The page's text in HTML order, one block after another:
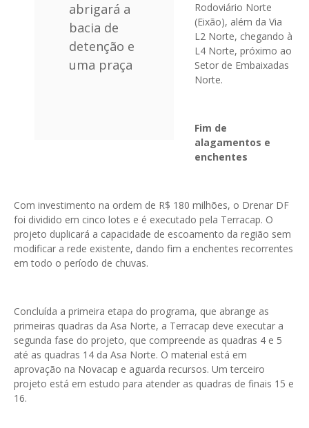
abrigará a
bacia de
detenção e
uma praça
Rodoviário Norte
(Eixão), além da Via
L2 Norte, chegando à
L4 Norte, próximo ao
Setor de Embaixadas
Norte.
Fim de
alagamentos e
enchentes
Com investimento na ordem de R$ 180 milhões, o Drenar DF
foi dividido em cinco lotes e é executado pela Terracap. O
projeto duplicará a capacidade de escoamento da região sem
modificar a rede existente, dando fim a enchentes recorrentes
em todo o período de chuvas.
Concluída a primeira etapa do programa, que abrange as
primeiras quadras da Asa Norte, a Terracap deve executar a
segunda fase do projeto, que compreende as quadras 4 e 5
até as quadras 14 da Asa Norte. O material está em
aprovação na Novacap e aguarda recursos. Um terceiro
projeto está em estudo para atender as quadras de finais 15 e
16.